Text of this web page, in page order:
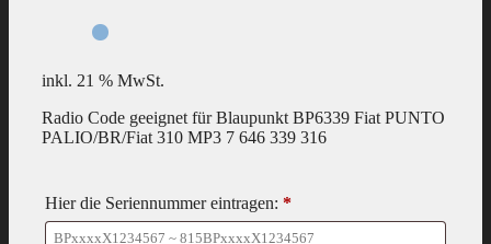
inkl. 21 % MwSt.
Radio Code geeignet für Blaupunkt BP6339 Fiat PUNTO
PALIO/BR/Fiat 310 MP3 7 646 339 316
Hier die Seriennummer eintragen: *